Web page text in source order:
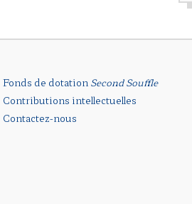
Fonds de dotation Second Souffle
Contributions intellectuelles
Contactez-nous